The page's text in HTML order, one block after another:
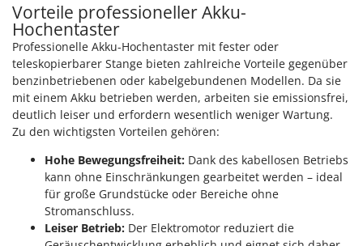
Vorteile professioneller Akku-
Hochentaster
Professionelle Akku-Hochentaster mit fester oder
teleskopierbarer Stange bieten zahlreiche Vorteile gegenüber
benzinbetriebenen oder kabelgebundenen Modellen. Da sie
mit einem Akku betrieben werden, arbeiten sie emissionsfrei,
deutlich leiser und erfordern wesentlich weniger Wartung.
Zu den wichtigsten Vorteilen gehören:
Hohe Bewegungsfreiheit: Dank des kabellosen Betriebs
kann ohne Einschränkungen gearbeitet werden – ideal
für große Grundstücke oder Bereiche ohne
Stromanschluss.
Leiser Betrieb: Der Elektromotor reduziert die